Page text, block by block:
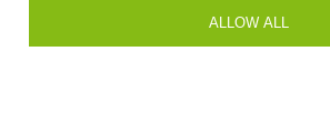
mit uns in
ALLOW ALL